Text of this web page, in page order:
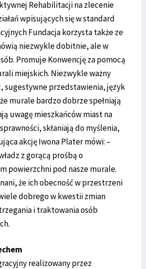
Rehabilitacji na zlecenie
wpisujących się w standard
Fundacja korzysta także ze
niezwykle dobitnie, ale w
Promuje Konwencję za pomocą
miejskich. Niezwykle ważny
sugestywne przedstawienia, język
murale bardzo dobrze spełniają
uwagę mieszkańców miast na
skłaniają do myślenia,
akcję Iwona Plater mówi: –
z gorącą prośbą o
powierzchni pod nasze murale.
że ich obecność w przestrzeni
dobrego w kwestii zmian
i traktowania osób
realizowany przez